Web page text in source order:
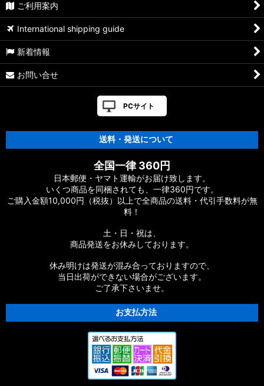
ご利用案内
International shipping guide
新着情報
お問い合せ
PCサイト
送料・発送について
全国一律 360円
日本郵便・ヤマト運輸がお届け致します。
いくつ商品を同梱されても、一律360円です。
ご購入金額10,000円（税抜）以上で全商品の送料・代引手数料が無
料！
土・日・祝は、
商品発送をお休みしております。
休み明けは発送が混み合っておりますので、
当日出荷ができない場合がございます。
ご了承下さいませ。
お支払方法